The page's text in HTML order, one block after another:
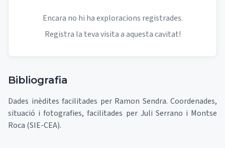
Encara no hi ha exploracions registrades.
Registra la teva visita a aquesta cavitat!
Bibliografia
Dades inèdites facilitades per Ramon Sendra. Coordenades,
situació i fotografies, facilitades per Juli Serrano i Montse
Roca (SIE-CEA).